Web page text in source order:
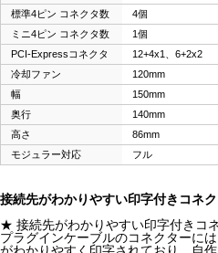
標準4ピン コネクタ数
4個
ミニ4ピン コネクタ数
1個
PCI-Expressコネクタ
12+4x1、6+2x2
冷却ファン
120mm
幅
150mm
奥行
140mm
高さ
86mm
モジュラー対応
フル
接続先がわかりやすい印字付きコネ
★ 接続先がわかりやすい印字付きコ
プラグインケーブルのコネクターに